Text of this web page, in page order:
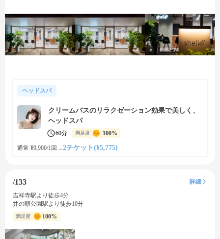
ヘッドスパ
クリームバスのリラクゼーション効果で美しく、
ヘッドスパ
60分 満足度 100%
通常 ¥9,900/1回 →2チケット(¥5,775)
/133
詳細
吉祥寺駅より徒歩4分
井の頭公園駅より徒歩10分
満足度 100%